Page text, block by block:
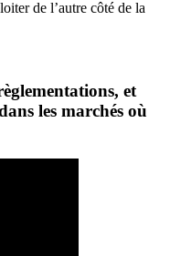
de l’autre côté de la
et
les marchés où